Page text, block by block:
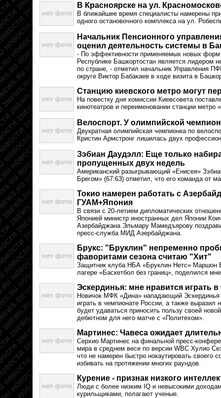
В Красноярске на ул.
В ближайшее время специалисты намерены
одного остановочного комплекса на ул.
Начальник Пенсионного
оценил деятельность системы в
- По эффективности применяемых новых
Республике Башкортостан является лидером
по стране, - отметил начальник Управления
округе Виктор Бабакаев в ходе визита в
Станцию киевского метро могут
На повестку дня комиссии Киевсовета
кинотеатров и переименовании станции метро
Велоспорт. У олимпийской
Двукратная олимпийская чемпионка по
Кристин Армстронг лишилась двух
Зэбиан Даудэлл: Еще только
пропущенных двух недель
Американский разыгрывающий «Енисея»
Брегом» (67:63) отметил, что его команда от
Токио намерен работать с
ГУАМ+Япония
В связи с 20-летием дипломатических
Японией министр иностранных дел Японии
Азербайджана Эльмару Мамедъярову
пресс-служба МИД Азербайджана.
Брукс: "Бруклин" непременно
фаворитами сезона считаю "Хит"
Защитник клуба НБА «Бруклин Нетс» Маршон
лагере «Баскетбол без границ», поделился
Эскердинья: мне нравится играть
Новичок МФК «Дина» нападающий Эскердинья
играть в чемпионате России, а также
будет удаваться приносить пользу своей
дебютном для него матче с «Политехом».
Мартинес: Чавеса ожидает
Серхио Мартинес на финальной пресс-
мира в среднем весе по версии WBC Хулио
что не намерен быстро нокаутировать своего
избивать на протяжении многих раундов.
Курение - признак низкого
Люди с более низким IQ и невысокими
курильщиками, полагают ученые.